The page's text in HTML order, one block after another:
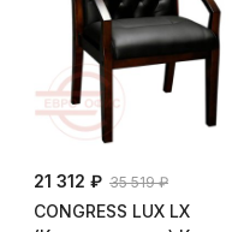
21 312 ₽ 35 519 ₽
CONGRESS LUX LX